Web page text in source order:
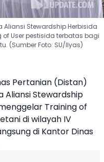
Stewardship Herbisida
User pestisida terbatas bagi
(Sumber Foto: SU/Ilyas)
Pertanian (Distan)
Aliansi Stewardship
Training of
di wilayah IV
di Kantor Dinas